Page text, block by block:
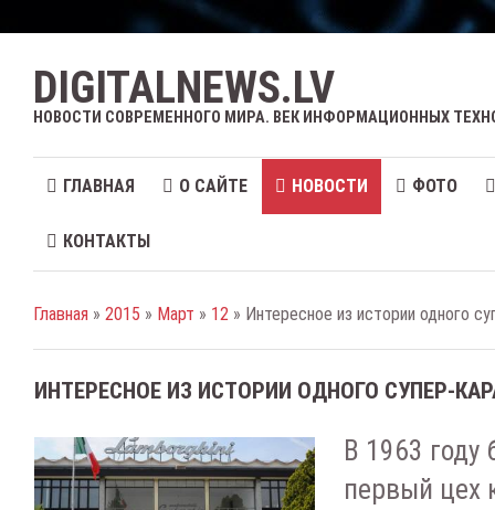
DIGITALNEWS.LV
НОВОСТИ СОВРЕМЕННОГО МИРА. ВЕК ИНФОРМАЦИОННЫХ
ГЛАВНАЯ О САЙТЕ НОВОСТИ ФОТО
КОНТАКТЫ
Главная » 2015 » Март » 12 » Интересное из истории одного
ИНТЕРЕСНОЕ ИЗ ИСТОРИИ ОДНОГО СУПЕР-
В 1963 году
первый цех